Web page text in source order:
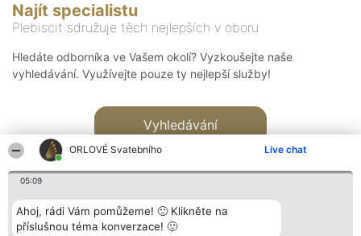
ORLOVÉ Svatebního Live chat
05:09
Ahoj, rádi Vám pomůžeme! 🙂 Klikněte na
příslušnou téma konverzace! 🙂
Najít specialistu
Plebiscit sdružuje těch nejlepších v oboru
Hledáte odborníka ve Vašem okolí? Vyzkoušejte naše
vyhledávání. Využívejte pouze ty nejlepší služby!
Vyhledávání